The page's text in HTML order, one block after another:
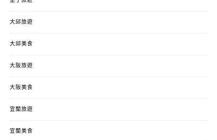
大邱旅遊
大邱美食
大阪旅遊
大阪美食
宜蘭旅遊
宜蘭美食